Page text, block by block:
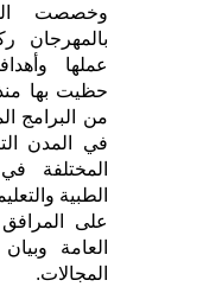
وخصصت
بالمهرجان
عملها
حظيت بها
من البرامج
في المدن
المختلفة
الطبية
على
العامة
المجالات.